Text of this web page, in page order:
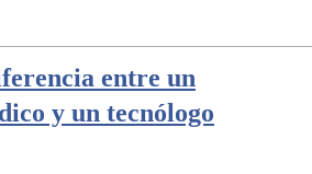
entre un
y un tecnólogo